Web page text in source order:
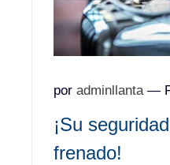
por adminllanta—
¡Su
frenado!